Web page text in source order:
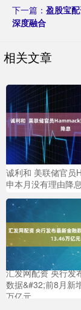
下一篇： 盈股宝
深度融合
相关文章
诚利和 美联储官员
申本月没有理由降息
汇发网配资 央行发
数据&#32;前8月新
万亿元